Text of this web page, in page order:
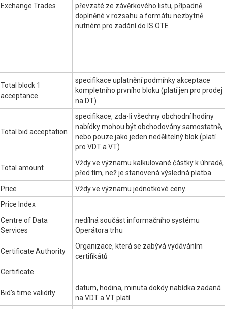
Exchange Trades
převzaté ze závěrkového listu, případně
doplněné v rozsahu a formátu nezbytně
nutném pro zadání do IS OTE
Total block 1
acceptance
specifikace uplatnění podmínky akceptace
kompletního prvního bloku (platí jen pro prodej
na DT)
Total bid acceptation
specifikace, zda-li všechny obchodní hodiny
nabídky mohou být obchodovány samostatně,
nebo pouze jako jeden nedělitelný blok (platí
pro VDT a VT)
Total amount
Vždy ve významu kalkulované částky k úhradě,
před tím, než je stanovená výsledná platba.
Price
Vždy ve významu jednotkové ceny.
Price Index
Centre of Data
Services
nedílná součást informačního systému
Operátora trhu
Certificate Authority
Organizace, která se zabývá vydáváním
certifikátů
Certificate
Bid's time validity
datum, hodina, minuta dokdy nabídka zadaná
na VDT a VT platí